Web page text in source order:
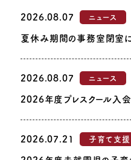
2026.08.07 ニュース
夏休み期間の事務室閉室
2026.08.07 ニュース
2026年度プレスクール入
2026.07.21 子育て支援